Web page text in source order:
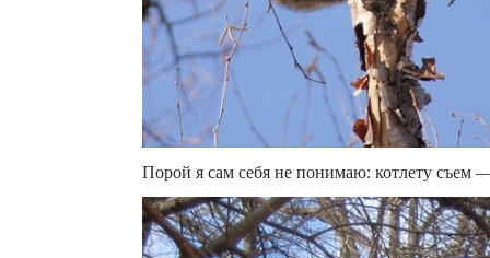
Порой я сам себя не понимаю: котлету съем